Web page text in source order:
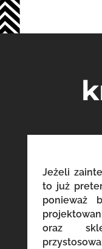
Jeżeli
to już
ponieważ
oraz